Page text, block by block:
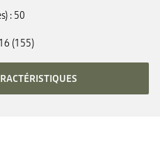
50
(155)